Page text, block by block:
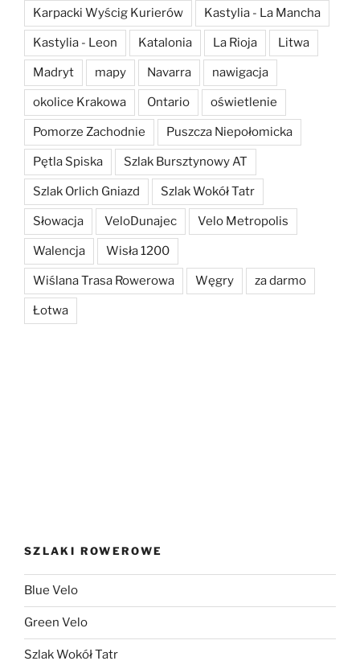
Karpacki Wyścig Kurierów Kastylia - La Mancha
Kastylia - Leon Katalonia La Rioja Litwa
Madryt mapy Navarra nawigacja
okolice Krakowa Ontario oświetlenie
Pomorze Zachodnie Puszcza Niepołomicka
Pętla Spiska Szlak Bursztynowy AT
Szlak Orlich Gniazd Szlak Wokół Tatr
Słowacja VeloDunajec Velo Metropolis
Walencja Wisła 1200
Wiślana Trasa Rowerowa Węgry za darmo
Łotwa
SZLAKI ROWEROWE
Blue Velo
Green Velo
Szlak Wokół Tatr